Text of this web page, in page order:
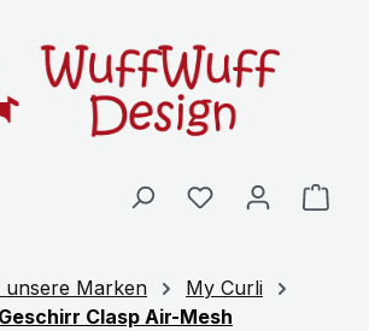
unsere Marken
My Curli
Clasp Air-Mesh